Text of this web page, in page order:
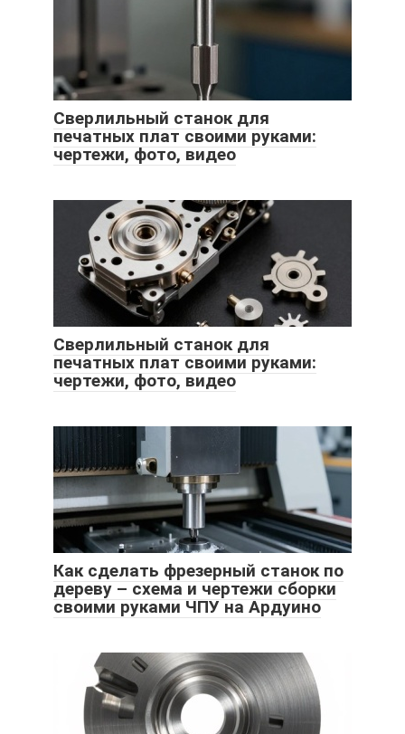
Сверлильный станок для
печатных плат своими руками:
чертежи, фото, видео
Сверлильный станок для
печатных плат своими руками:
чертежи, фото, видео
Как сделать фрезерный станок по
дереву – схема и чертежи сборки
своими руками ЧПУ на Ардуино